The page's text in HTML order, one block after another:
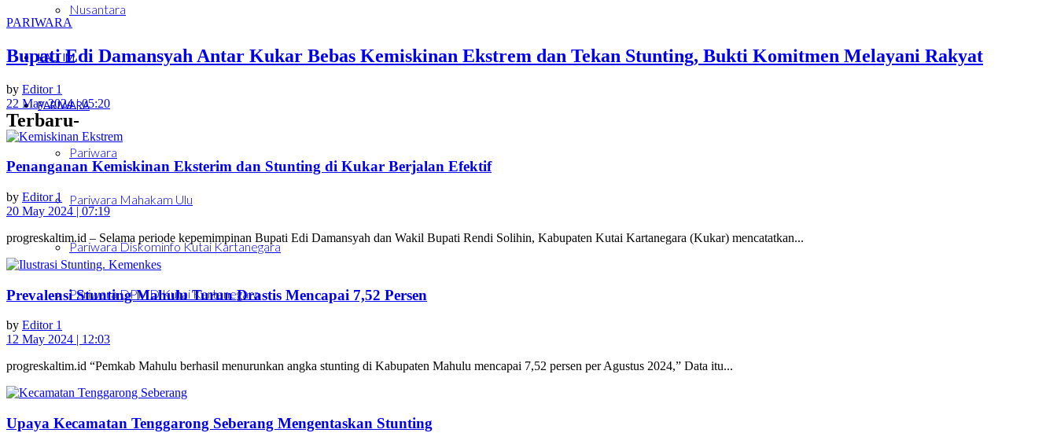
Nusantara
KALTIM
PARIWARA
Pariwara
Pariwara Mahakam Ulu
Pariwara Diskominfo Kutai Kartanegara
Pariwara DPMD Kutai Kartanegara
PARIWARA
Bupati Edi Damansyah Antar Kukar Bebas Kemiskinan Ekstrem dan Tekan Stunting, Bukti Komitmen Melayani Rakyat
by Editor 1
22 May 2024 | 05:20
Terbaru-
Penanganan Kemiskinan Eksterim dan Stunting di Kukar Berjalan Efektif
by Editor 1
20 May 2024 | 07:19
progreskaltim.id – Selama periode kepemimpinan Bupati Edi Damansyah dan Wakil Bupati Rendi Solihin, Kabupaten Kutai Kartanegara (Kukar) mencatatkan...
Prevalensi Stunting Mahulu Turun Drastis Mencapai 7,52 Persen
by Editor 1
12 May 2024 | 12:03
progreskaltim.id “Pemkab Mahulu berhasil menurunkan angka stunting di Kabupaten Mahulu mencapai 7,52 persen per Agustus 2024,” Data itu...
Upaya Kecamatan Tenggarong Seberang Mengentaskan Stunting